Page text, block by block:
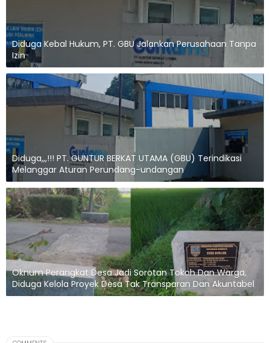
Diduga Kebal Hukum, PT. GBU Jalankan Perusahaan Tanpa
Izin
Diduga,,,!!! PT. GUNTUR BERKAT UTAMA (GBU) Terindikasi
Melanggar Aturan Perundang-undangan
Oknum Perangkat Desa Jadi Sorotan Tokoh Dan Warga,
Diduga Kelola Proyek Desa Tak Transparan Dan Akuntabel